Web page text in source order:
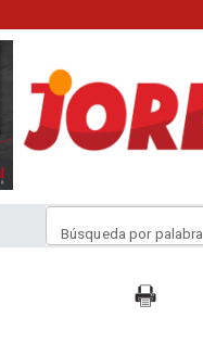
Búsqueda por palabra